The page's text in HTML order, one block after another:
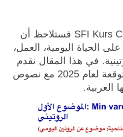
إذا كنت تستعد لاختبار SFI Kurs C فستلاحظ أن
الحياة اليومية، العمل،
في هذا المقال نقدم
لك أفضل 5 مواضيع متوقعة لعام 2025 مع نصوص
العربية.